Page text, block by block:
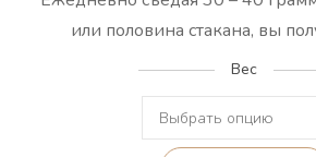
или половина стакана, вы
половину дневной нормы
триптофана, около 73%
и 22% меди!!! Доктора и
Вес